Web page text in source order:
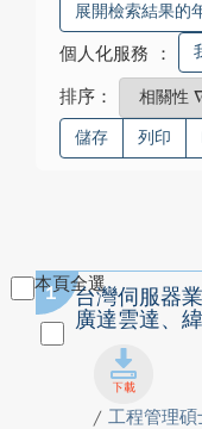
展開檢索結果的
個人化服務 ：
排序：
儲存 列印
本頁全選
1
台灣伺服器
廣達雲達、
/ 工程管理